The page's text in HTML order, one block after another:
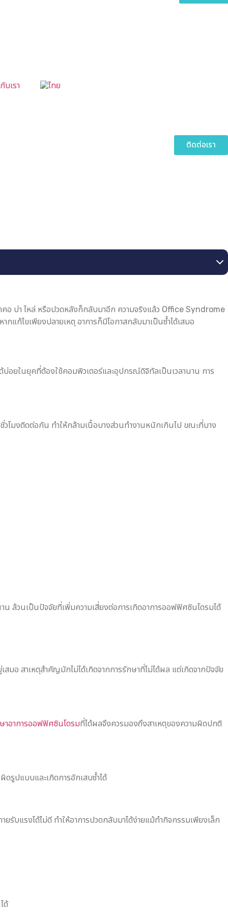
บเรา
ติดต่อเรา
อ บ่า ไหล่ หรือปวดหลังก็กลับมาอีก ความจริงแล้ว Office Syndrome
แก้ไขเพียงปลายเหตุ อาการก็มีโอกาสกลับมาเป็นซ้ำได้เสมอ
บ่อยในยุคที่ต้องใช้คอมพิวเตอร์และอุปกรณ์ดิจิทัลเป็นเวลานาน การ
วโมงติดต่อกัน ทำให้กล้ามเนื้อบางส่วนทำงานหนักเกินไป ขณะที่บาง
ล้วนเป็นปัจจัยที่เพิ่มความเสี่ยงต่อการเกิดอาการออฟฟิศซินโดรมได้
มอ สาเหตุสำคัญมักไม่ได้เกิดจากการรักษาที่ไม่ได้ผล แต่เกิดจากปัจจัย
าอาการออฟฟิศซินโดรมที่ได้ผลจึงควรมองถึงสาเหตุของความผิดปกติ
รูปแบบและเกิดการอักเสบซ้ำได้
บแรงได้ไม่ดี ทำให้อาการปวดกลับมาได้ง่ายแม้ทำกิจกรรมเพียงเล็ก
ด้